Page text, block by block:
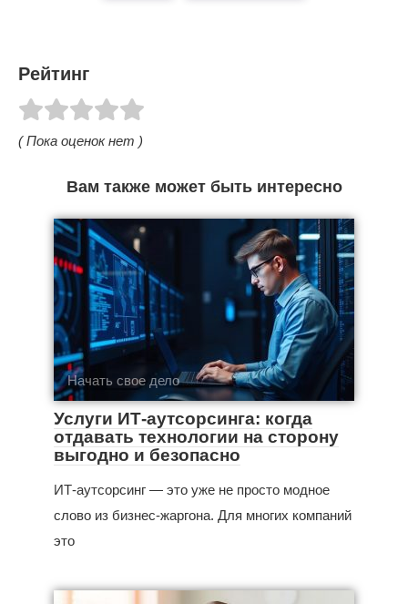
Рейтинг
( Пока оценок нет )
Вам также может быть интересно
Начать свое дело
Услуги ИТ-аутсорсинга: когда
отдавать технологии на сторону
выгодно и безопасно
ИТ-аутсорсинг — это уже не просто модное
слово из бизнес‑жаргона. Для многих компаний
это